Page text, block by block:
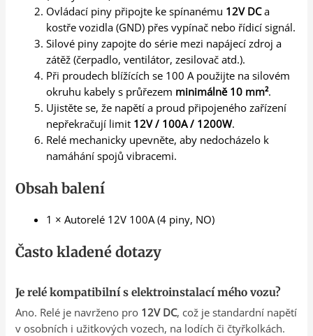
Ovládací piny připojte ke spínanému 12V DCa
kostře vozidla (GND) přes vypínač nebo řídicí signál.
Silové piny zapojte do série mezi napájecí zdroj a
zátěž (čerpadlo, ventilátor, zesilovač atd.).
Při proudech blížících se 100 A použijte na silovém
okruhu kabely s průřezem minimálně 10 mm².
Ujistěte se, že napětí a proud připojeného zařízení
nepřekračují limit 12V / 100A / 1200W.
Relé mechanicky upevněte, aby nedocházelo k
namáhání spojů vibracemi.
Obsah balení
1 × Autorelé 12V 100A (4 piny, NO)
Často kladené dotazy
Je relé kompatibilní s elektroinstalací mého vozu?
Ano. Relé je navrženo pro 12V DC, což je standardní napětí
v osobních i užitkových vozech, na lodích či čtyřkolkách.